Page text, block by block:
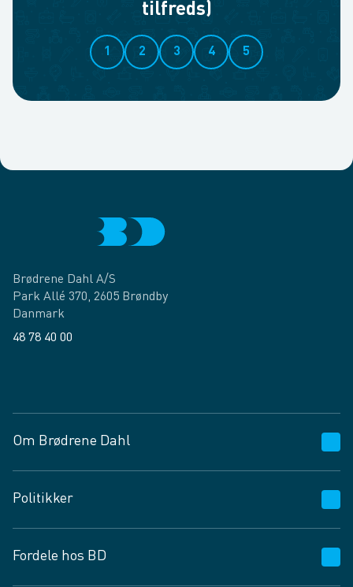
tilfreds)
1 2 3 4 5
Brødrene Dahl A/S
Park Allé 370, 2605 Brøndby
Danmark
48 78 40 00
Om Brødrene Dahl
Vagttelefon 30 10 89 89
Spørgsmål og svar
Job og karriere
Politikker
Privatlivspolitik
Fordele hos BD